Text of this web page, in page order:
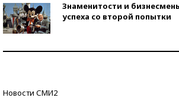
Знаменитости и
успеха со второй попытки
Новости СМИ2